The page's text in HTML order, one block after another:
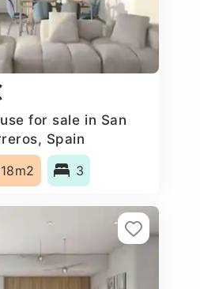
for sale in San
Spain
3